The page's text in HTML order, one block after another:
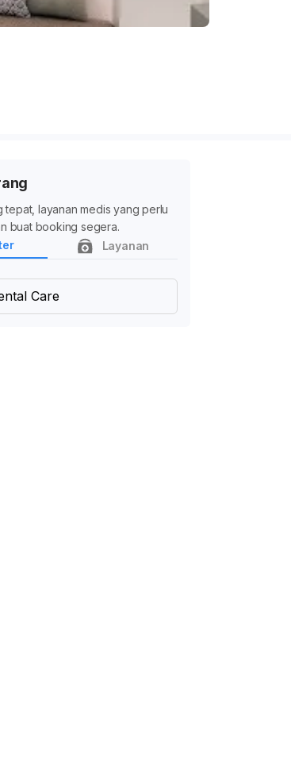
tepat, layanan medis yang perlu
buat booking segera.
Layanan